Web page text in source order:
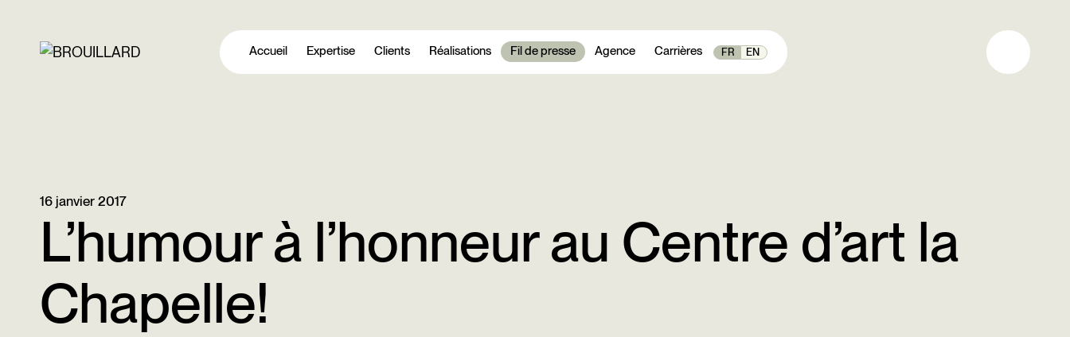
contenu
Accueil Expertise Clients Réalisations Fil de presse Agence Carrières EN
FR
L’humour à l’honneur au Centre d’art la
Chapelle!
16 janvier 2017